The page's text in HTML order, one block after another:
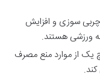
سوزی و افزایش
ورزشی هستند.
یک از موارد منع مصرف